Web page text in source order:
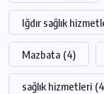
Iğdır sağlık
Mazbata (4)
sağlık hizmetleri